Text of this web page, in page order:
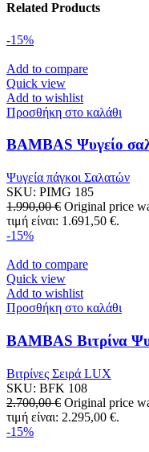
Related Products
-15%
Add to compare
Quick view
Add to wishlist
Προσθήκη στο καλάθι
BAMBAS Ψυγείο
Ψυγεία πάγκοι Σαλατών
SKU: PIMG 185
1.990,00€ Original price
τιμή είναι: 1.691,50 €.
-15%
Add to compare
Quick view
Add to wishlist
Προσθήκη στο καλάθι
BAMBAS Βιτρίνα
Βιτρίνες Σειρά LUX
SKU: BFK 108
2.700,00€ Original price
τιμή είναι: 2.295,00 €.
-15%